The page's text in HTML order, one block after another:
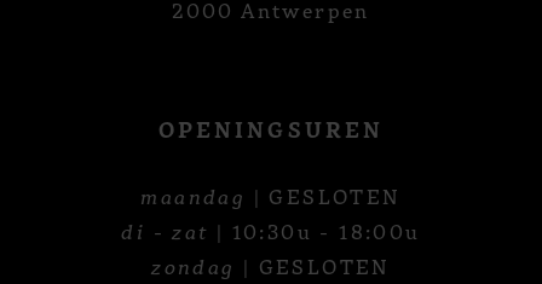
2000 Antwerpen
OPENINGSUREN
maandag | GESLOTEN
di - zat | 10:30u - 18:00u
zondag | GESLOTEN